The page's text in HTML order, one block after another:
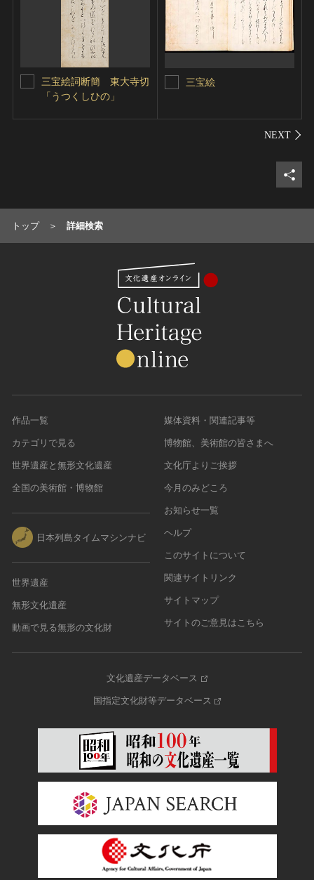
三宝絵詞断簡 東大寺切
「うつくしひの」
三宝絵
シェ
トップ 詳細検索
作品一覧
カテゴリで見る
世界遺産と無形文化遺産
全国の美術館・博物館
日本列島タイムマシンナビ
世界遺産
無形文化遺産
動画で見る無形の文化財
媒体資料・関連記事等
博物館、美術館の皆さまへ
文化庁よりご挨拶
今月のみどころ
お知らせ一覧
ヘルプ
このサイトについて
関連サイトリンク
サイトマップ
サイトのご意見はこちら
文化遺産データベース
国指定文化財等データベース